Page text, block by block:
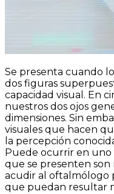
Se presenta cuando
dos figuras
capacidad visual. En
nuestros dos ojos
dimensiones. Sin
visuales que hacen
la percepción
Puede ocurrir en uno
que se presenten
acudir al oftalmólogo
que puedan resultar